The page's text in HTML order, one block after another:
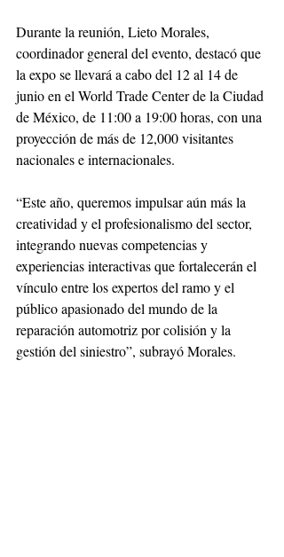
Durante la reunión, Lieto Morales,
coordinador general del evento, destacó que
la expo se llevará a cabo del 12 al 14 de
junio en el World Trade Center de la Ciudad
de México, de 11:00 a 19:00 horas, con una
proyección de más de 12,000 visitantes
nacionales e internacionales.
“Este año, queremos impulsar aún más la
creatividad y el profesionalismo del sector,
integrando nuevas competencias y
experiencias interactivas que fortalecerán el
vínculo entre los expertos del ramo y el
público apasionado del mundo de la
reparación automotriz por colisión y la
gestión del siniestro”, subrayó Morales.